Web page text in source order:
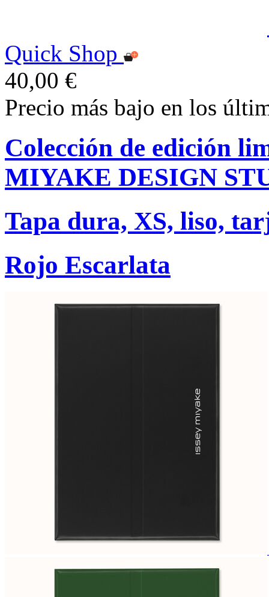
Quick Shop
40,00 €
Precio más bajo en los
Colección de edición
MIYAKE DESIGN
Tapa dura, XS, liso,
Rojo Escarlata